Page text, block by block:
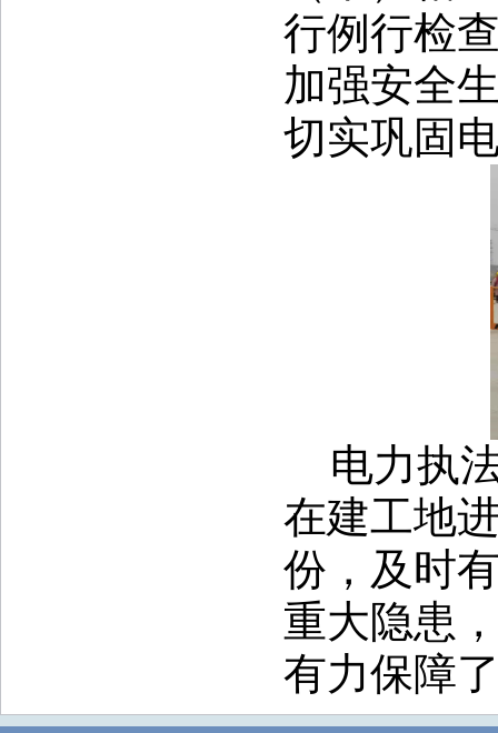
行例行检
加强安全
切实巩固
电力执
在建工地
份， 及时
重大隐患
有力保障